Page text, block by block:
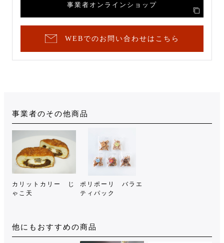
事業者オンラインショップ
WEBでのお問い合わせはこちら
事業者のその他商品
カリットカリー じ
ゃこ天
ポリポーリ バラエ
ティパック
他にもおすすめの商品